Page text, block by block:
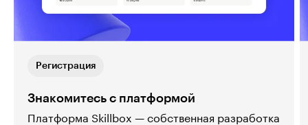
Регистрация
Знакомитесь с платформой
Платформа Skillbox — собственная разработка